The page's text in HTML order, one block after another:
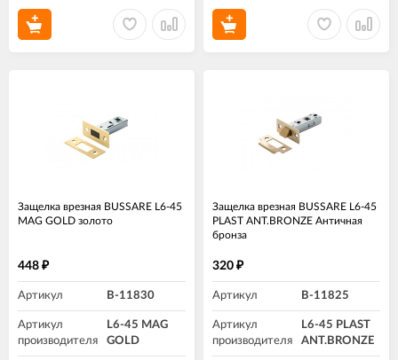
Защелка врезная BUSSARE L6-45
MAG GOLD золото
448 ₽
Артикул B-11830
Артикул
производителя
L6-45 MAG
GOLD
Защелка врезная BUSSARE L6-45
PLAST ANT.BRONZE Античная
бронза
320 ₽
Артикул B-11825
Артикул
производителя
L6-45 PLAST
ANT.BRONZE